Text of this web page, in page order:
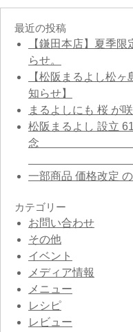
最近の投稿
【鎌田本店】夏季
らせ。
【松阪まるよし松
知らせ】
まるよしにも 桜 が
松阪まるよし 設立
一部商品 価格改定 の
カテゴリー
お問い合わせ
その他
イベント
メディア情報
メニュー
レシピ
レビュー